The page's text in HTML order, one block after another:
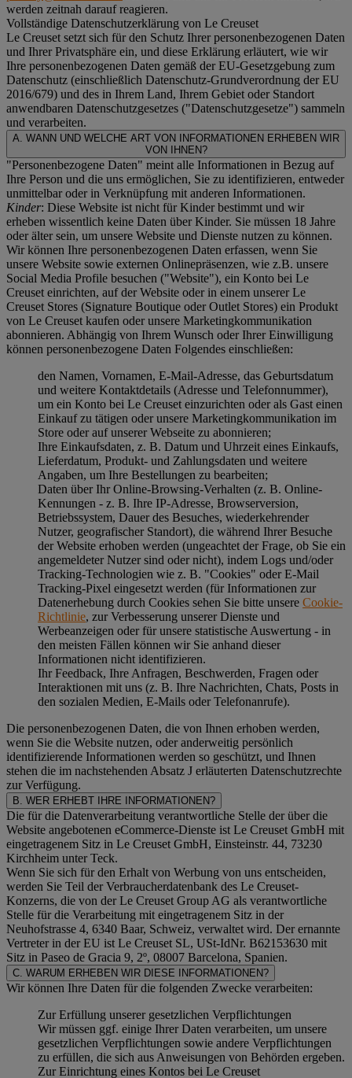
werden zeitnah darauf reagieren.
Vollständige Datenschutzerklärung von Le Creuset
Le Creuset setzt sich für den Schutz Ihrer personenbezogenen Daten
und Ihrer Privatsphäre ein, und diese Erklärung erläutert, wie wir
Ihre personenbezogenen Daten gemäß der EU-Gesetzgebung zum
Datenschutz (einschließlich Datenschutz-Grundverordnung der EU
2016/679) und des in Ihrem Land, Ihrem Gebiet oder Standort
anwendbaren Datenschutzgesetzes ("Datenschutzgesetze") sammeln
und verarbeiten.
A. WANN UND WELCHE ART VON INFORMATIONEN ERHEBEN WIR
VON IHNEN?
"Personenbezogene Daten" meint alle Informationen in Bezug auf
Ihre Person und die uns ermöglichen, Sie zu identifizieren, entweder
unmittelbar oder in Verknüpfung mit anderen Informationen.
Kinder: Diese Website ist nicht für Kinder bestimmt und wir
erheben wissentlich keine Daten über Kinder. Sie müssen 18 Jahre
oder älter sein, um unsere Website und Dienste nutzen zu können.
Wir können Ihre personenbezogenen Daten erfassen, wenn Sie
unsere Website sowie externen Onlinepräsenzen, wie z.B. unsere
Social Media Profile besuchen ("Website"), ein Konto bei Le
Creuset einrichten, auf der Website oder in einem unserer Le
Creuset Stores (Signature Boutique oder Outlet Stores) ein Produkt
von Le Creuset kaufen oder unsere Marketingkommunikation
abonnieren. Abhängig von Ihrem Wunsch oder Ihrer Einwilligung
können personenbezogene Daten Folgendes einschließen:
den Namen, Vornamen, E-Mail-Adresse, das Geburtsdatum
und weitere Kontaktdetails (Adresse und Telefonnummer),
um ein Konto bei Le Creuset einzurichten oder als Gast einen
Einkauf zu tätigen oder unsere Marketingkommunikation im
Store oder auf unserer Webseite zu abonnieren;
Ihre Einkaufsdaten, z. B. Datum und Uhrzeit eines Einkaufs,
Lieferdatum, Produkt- und Zahlungsdaten und weitere
Angaben, um Ihre Bestellungen zu bearbeiten;
Daten über Ihr Online-Browsing-Verhalten (z. B. Online-
Kennungen - z. B. Ihre IP-Adresse, Browserversion,
Betriebssystem, Dauer des Besuches, wiederkehrender
Nutzer, geografischer Standort), die während Ihrer Besuche
der Website erhoben werden (ungeachtet der Frage, ob Sie ein
angemeldeter Nutzer sind oder nicht), indem Logs und/oder
Tracking-Technologien wie z. B. "Cookies" oder E-Mail
Tracking-Pixel eingesetzt werden (für Informationen zur
Datenerhebung durch Cookies sehen Sie bitte unsere Cookie-
Richtlinie, zur Verbesserung unserer Dienste und
Werbeanzeigen oder für unsere statistische Auswertung - in
den meisten Fällen können wir Sie anhand dieser
Informationen nicht identifizieren.
Ihr Feedback, Ihre Anfragen, Beschwerden, Fragen oder
Interaktionen mit uns (z. B. Ihre Nachrichten, Chats, Posts in
den sozialen Medien, E-Mails oder Telefonanrufe).
Die personenbezogenen Daten, die von Ihnen erhoben werden,
wenn Sie die Website nutzen, oder anderweitig persönlich
identifizierende Informationen werden so geschützt, und Ihnen
stehen die im nachstehenden Absatz J erläuterten Datenschutzrechte
zur Verfügung.
B. WER ERHEBT IHRE INFORMATIONEN?
Die für die Datenverarbeitung verantwortliche Stelle der über die
Website angebotenen eCommerce-Dienste ist Le Creuset GmbH mit
eingetragenem Sitz in Le Creuset GmbH, Einsteinstr. 44, 73230
Kirchheim unter Teck.
Wenn Sie sich für den Erhalt von Werbung von uns entscheiden,
werden Sie Teil der Verbraucherdatenbank des Le Creuset-
Konzerns, die von der Le Creuset Group AG als verantwortliche
Stelle für die Verarbeitung mit eingetragenem Sitz in der
Neuhofstrasse 4, 6340 Baar, Schweiz, verwaltet wird. Der ernannte
Vertreter in der EU ist Le Creuset SL, USt-IdNr. B62153630 mit
Sitz in Paseo de Gracia 9, 2º, 08007 Barcelona, Spanien.
C. WARUM ERHEBEN WIR DIESE INFORMATIONEN?
Wir können Ihre Daten für die folgenden Zwecke verarbeiten:
Zur Erfüllung unserer gesetzlichen Verpflichtungen
Wir müssen ggf. einige Ihrer Daten verarbeiten, um unsere
gesetzlichen Verpflichtungen sowie andere Verpflichtungen
zu erfüllen, die sich aus Anweisungen von Behörden ergeben.
Zur Einrichtung eines Kontos bei Le Creuset